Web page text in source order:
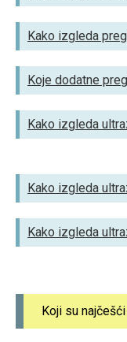
Kako izgleda
Koje dodatne
Kako izgleda
Kako izgleda
Kako izgleda
Koji su